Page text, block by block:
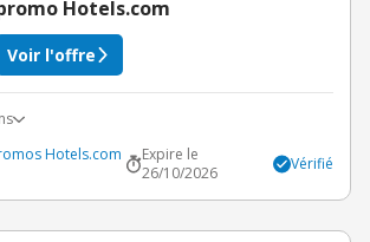
Hotels.com
Voir l'offre
Hotels.com
Expire le
26/10/2026
Vérifié